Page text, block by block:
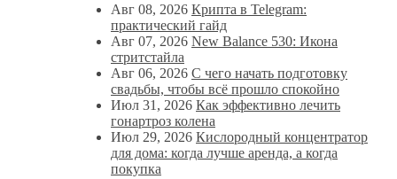
Авг 08, 2026 Крипта в Telegram:
практический гайд
Авг 07, 2026 New Balance 530: Икона
стритстайла
Авг 06, 2026 С чего начать подготовку
свадьбы, чтобы всё прошло спокойно
Июл 31, 2026 Как эффективно лечить
гонартроз колена
Июл 29, 2026 Кислородный концентратор
для дома: когда лучше аренда, а когда
покупка